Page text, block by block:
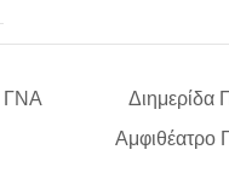
ΓΝΑ
Διημερίδα
Αμφιθέατρο